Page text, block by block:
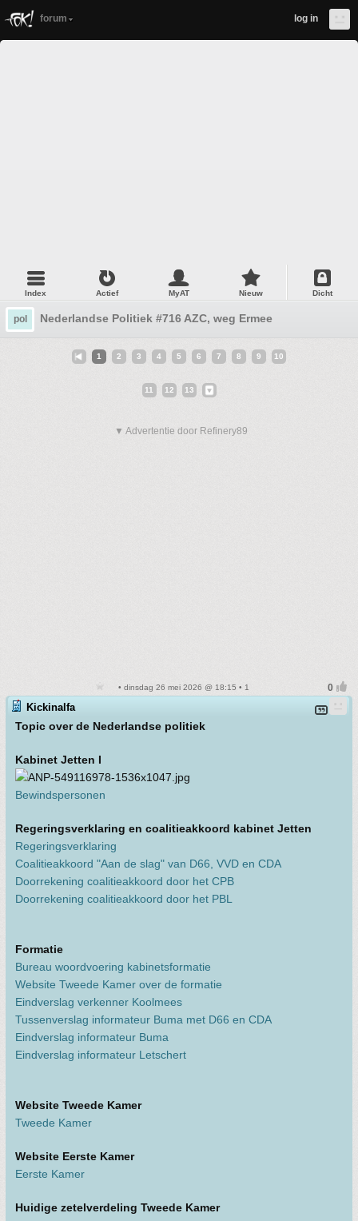
forum log in
Index Actief MyAT Nieuw Dicht
pol Nederlandse Politiek #716 AZC, weg Ermee
1 2 3 4 5 6 7 8 9 10
11 12 13
▼ Advertentie door Refinery89
• dinsdag 26 mei 2026 @ 18:15 • 1
Kickinalfa
Topic over de Nederlandse politiek
Kabinet Jetten I
Bewindspersonen
Regeringsverklaring en coalitieakkoord kabinet Jetten
Regeringsverklaring
Coalitieakkoord "Aan de slag" van D66, VVD en CDA
Doorrekening coalitieakkoord door het CPB
Doorrekening coalitieakkoord door het PBL
Formatie
Bureau woordvoering kabinetsformatie
Website Tweede Kamer over de formatie
Eindverslag verkenner Koolmees
Tussenverslag informateur Buma met D66 en CDA
Eindverslag informateur Buma
Eindverslag informateur Letschert
Website Tweede Kamer
Tweede Kamer
Website Eerste Kamer
Eerste Kamer
Huidige zetelverdeling Tweede Kamer